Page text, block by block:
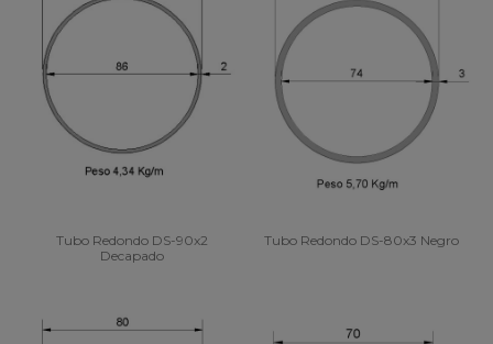
Tubo Redondo DS-90x2
Decapado
Tubo Redondo DS-80x3 Negro